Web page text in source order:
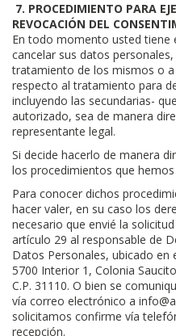
7. PROCEDIMIENTO PARA
REVOCACIÓN DEL
En todo momento usted tiene
cancelar sus datos
tratamiento de los mismos o
respecto al tratamiento para
incluyendo las secundarias-
autorizado, sea de manera
representante legal.
Si decide hacerlo de manera
los procedimientos que
Para conocer dichos
hacer valer, en su caso los
necesario que envié la
artículo 29 al responsable de
Datos Personales, ubicado en
5700 Interior 1, Colonia
C.P. 31110. O bien se
vía correo electrónico a
solicitamos confirme vía
recepción.